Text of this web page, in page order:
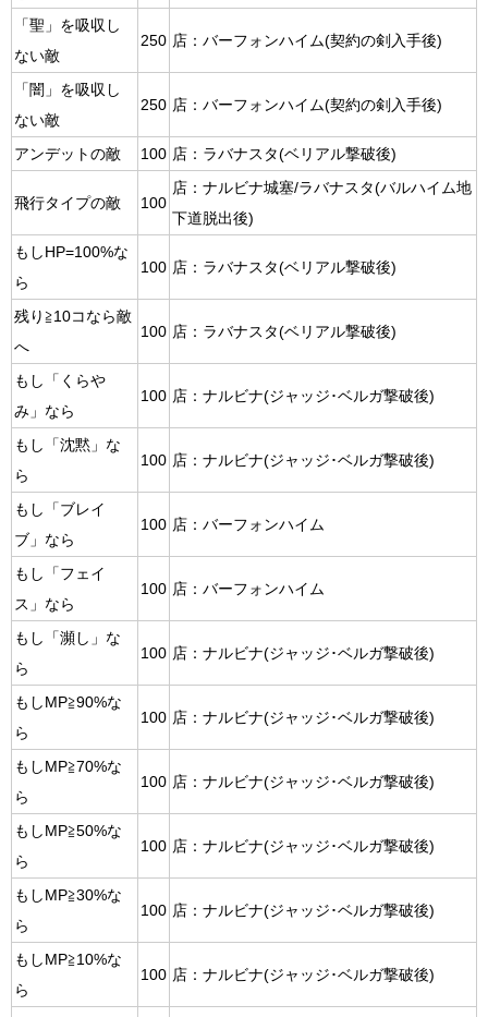
「聖」を吸収し
ない敵
250 店：バーフォンハイム(契約の剣入手後)
「闇」を吸収し
ない敵
250 店：バーフォンハイム(契約の剣入手後)
アンデットの敵 100 店：ラバナスタ(ベリアル撃破後)
飛行タイプの敵 100
店：ナルビナ城塞/ラバナスタ(バルハイム地
下道脱出後)
もしHP=100%な
ら
100 店：ラバナスタ(ベリアル撃破後)
残り≧10コなら敵
へ
100 店：ラバナスタ(ベリアル撃破後)
もし「くらや
み」なら
100 店：ナルビナ(ジャッジ･ベルガ撃破後)
もし「沈黙」な
ら
100 店：ナルビナ(ジャッジ･ベルガ撃破後)
もし「ブレイ
ブ」なら
100 店：バーフォンハイム
もし「フェイ
ス」なら
100 店：バーフォンハイム
もし「瀕し」な
ら
100 店：ナルビナ(ジャッジ･ベルガ撃破後)
もしMP≧90%な
ら
100 店：ナルビナ(ジャッジ･ベルガ撃破後)
もしMP≧70%な
ら
100 店：ナルビナ(ジャッジ･ベルガ撃破後)
もしMP≧50%な
ら
100 店：ナルビナ(ジャッジ･ベルガ撃破後)
もしMP≧30%な
ら
100 店：ナルビナ(ジャッジ･ベルガ撃破後)
もしMP≧10%な
ら
100 店：ナルビナ(ジャッジ･ベルガ撃破後)